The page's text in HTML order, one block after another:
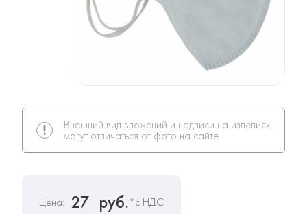
Внешний вид вложений и надписи на изделиях
могут отличаться от фото на сайте
Цена: 27 руб.*с НДС